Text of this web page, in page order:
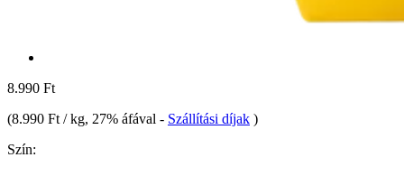
8.990 Ft
(8.990 Ft / kg, 27% áfával - Szállítási díjak )
Szín: